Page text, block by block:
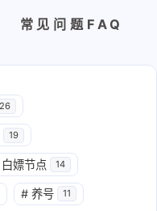
常见问题FAQ
26
19
白嫖节点 14
# 养号 11